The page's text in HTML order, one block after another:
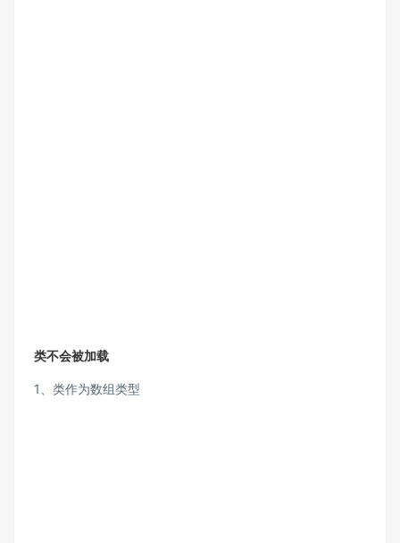
类不会被加载
1、类作为数组类型